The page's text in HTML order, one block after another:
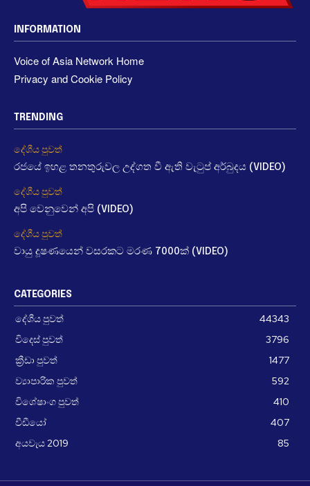
INFORMATION
Voice of Asia Network Home
Privacy and Cookie Policy
TRENDING
දේශීය පුවත්
රජයේ ඉහළ තනතුරුවල උද්ගත වී ඇති වැටුප් අර්බුදය (VIDEO)
දේශීය පුවත්
අපි වෙනුවෙන් අපි (VIDEO)
දේශීය පුවත්
වායු දූෂණයෙන් වසරකට මරණ 7000ක් (VIDEO)
CATEGORIES
දේශීය පුවත්
44343
විදෙස් පුවත්
3796
ක්‍රීඩා පුවත්
1477
ව්‍යාපාරික පුවත්
592
විශේෂාංග පුවත්
410
වීඩීයෝ
407
අයවැය 2019
85